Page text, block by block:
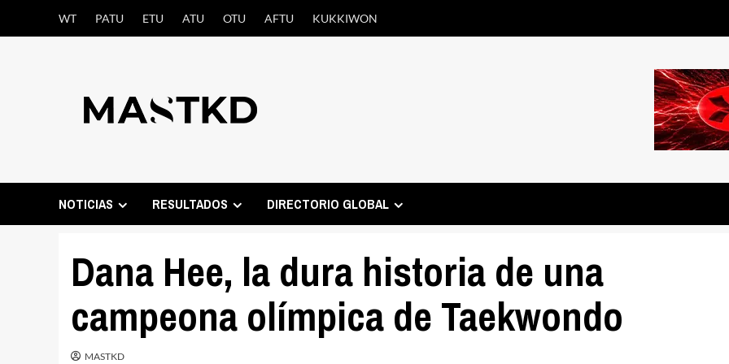
WT PATU ETU ATU OTU AFTU KUKKIWON
NOTICIAS RESULTADOS DIRECTORIO GLOBAL
Dana Hee, la dura historia de una
campeona olímpica de Taekwondo
MASTKD